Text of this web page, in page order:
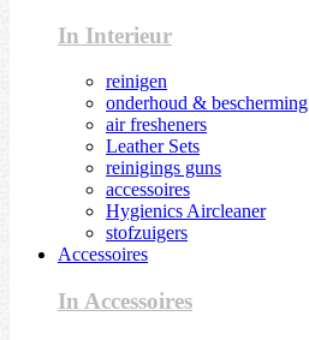
In Interieur
reinigen
onderhoud & bescherming
air fresheners
Leather Sets
reinigings guns
accessoires
Hygienics Aircleaner
stofzuigers
Accessoires
In Accessoires